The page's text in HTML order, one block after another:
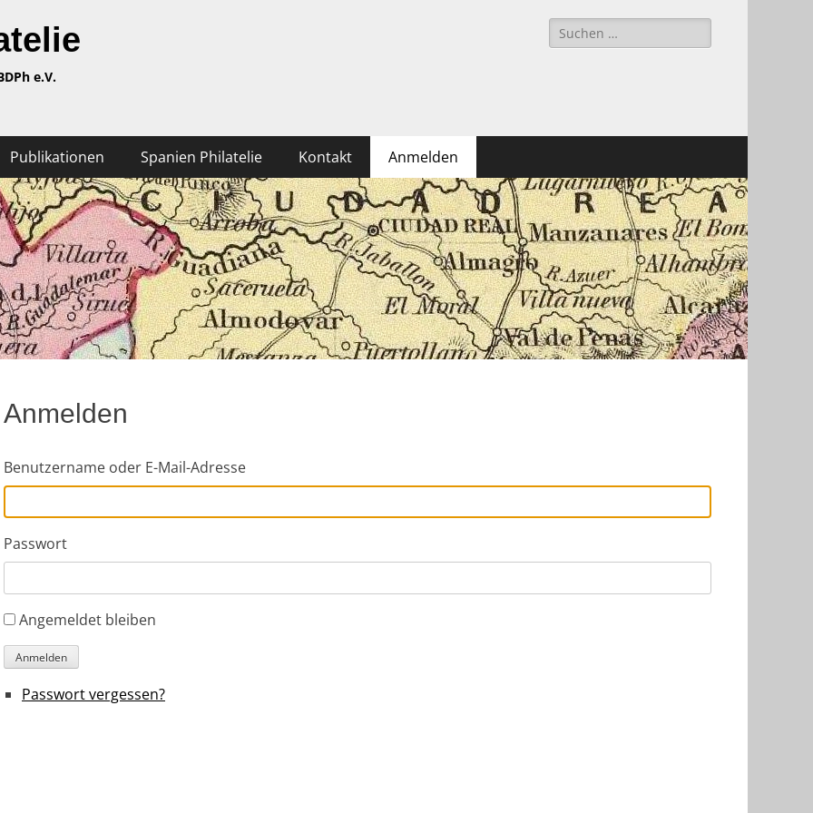
e.V.
Suchen
nach:
Publikationen Spanien Philatelie Kontakt Anmelden
Anmelden
Benutzername oder E-Mail-Adresse
Passwort
Angemeldet bleiben
Anmelden
Passwort vergessen?